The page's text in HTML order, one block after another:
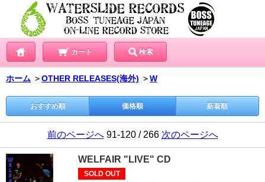
カート 検索
ホーム ＞OTHER RELEASES(海外) ＞W
おすすめ順 価格順 新着順
前のページへ91-120 / 266 次のページへ
WELFAIR "LIVE" CD
SOLD OUT